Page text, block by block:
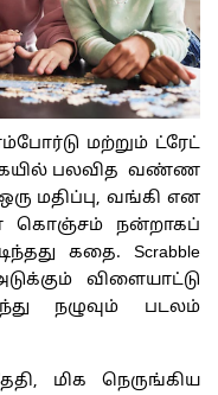
மற்றும் ட்ரேட்
கையில் பலவித வண்ண
மதிப்பு, வங்கி என
கொஞ்சம் நன்றாகப்
கதை. Scrabble
விளையாட்டு
நழுவும் படலம்
மிக நெருங்கிய